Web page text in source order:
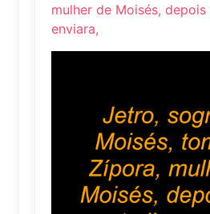
mulher de Moisés,
enviara,